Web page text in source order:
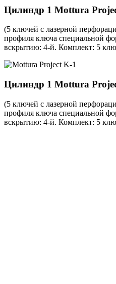
Цилиндр 1 Mottura
(5 ключей с лазерной
профиля ключа специальной
вскрытию: 4-й. Комплект: 5
Цилиндр 1 Mottura
(5 ключей с лазерной
профиля ключа специальной
вскрытию: 4-й. Комплект: 5